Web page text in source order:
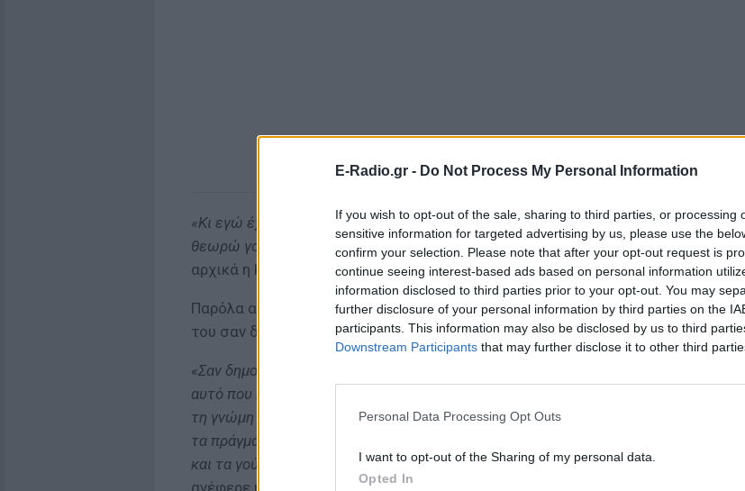
E-Radio.gr - Do Not Process My Personal Information
If you wish to opt-out of the sale, sharing to third parties, or processing
sensitive information for targeted advertising by us, please use the
confirm your selection. Please note that after your opt-out request is
continue seeing interest-based ads based on personal information
information disclosed to third parties prior to your opt-out. You may
further disclosure of your personal information by third parties on the
participants. This information may also be disclosed by us to third
Downstream Participants that may further disclose it to other third
Personal Data Processing Opt Outs
I want to opt-out of the Sharing of my personal data.
Opted In
«Κι εγώ έχω κάνει βλακείες. Πριν από 10 χρόνια γενικότερα είχα πει ότι
θεωρώ γοητευτικό τον Γιώργο Λιάγκα… Έχω πει τέτοια βλακεία», ανέφερε
αρχικά η Κατερίνα Καινούργιου.
Παρόλα αυτά όμως η παρουσιάστρια δε δίστασε να αναφερθεί στην αξία
του σαν δημοσιογράφος.
«Σαν δημοσιογράφος να το πούμε τώρα, είναι εξαιρετικός, ο καλύτερος σε
αυτό που κάνει, αλλά σαν άντρας, τώρα καμιά φορά που τον βλέπω και θα πω
τη γνώμη μου, δεν τον θεωρώ γοητευτικό. Ωραία, δεν το συνεχίζω. Αλλάζουν
τα πράγματα και το λέω και με χιούμορ, μην το πάρετε πολύ σοβαρά. Αλλάζουν
και τα γούστα. Εμένα άλλοι άνδρες μου άρεσαν παλιότερα, άλλοι τώρα»